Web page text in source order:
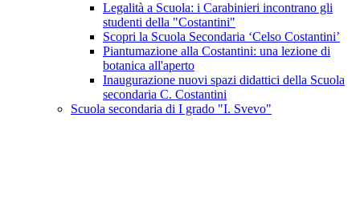
Legalità a Scuola: i Carabinieri incontrano gli
studenti della "Costantini"
Scopri la Scuola Secondaria ‘Celso Costantini’
Piantumazione alla Costantini: una lezione di
botanica all'aperto
Inaugurazione nuovi spazi didattici della Scuola
secondaria C. Costantini
Scuola secondaria di I grado "I. Svevo"